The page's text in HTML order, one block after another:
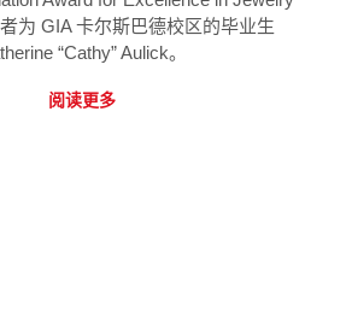
为 GIA 卡尔斯巴德校区的毕业生
“Cathy” Aulick。
阅读更多